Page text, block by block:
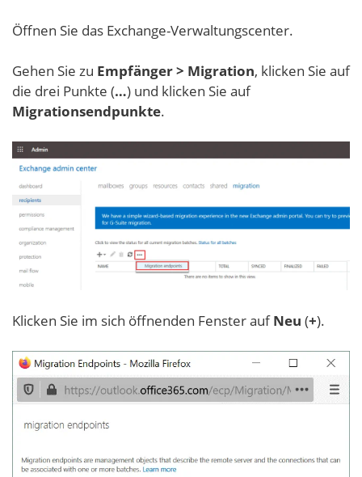
Öffnen Sie das Exchange-Verwaltungscenter.
Gehen Sie zu Empfänger > Migration, klicken Sie auf
die drei Punkte (…) und klicken Sie auf
Migrationsendpunkte.
Klicken Sie im sich öffnenden Fenster aufNeu (+).